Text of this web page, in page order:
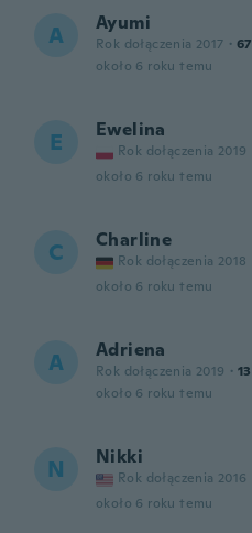
A Ayumi
Rok dołączenia 2017 · 67
około 6 roku temu
E Ewelina
Rok dołączenia 2019
około 6 roku temu
C Charline
Rok dołączenia 2018
około 6 roku temu
A Adriena
Rok dołączenia 2019 · 13
około 6 roku temu
N Nikki
Rok dołączenia 2016
około 6 roku temu